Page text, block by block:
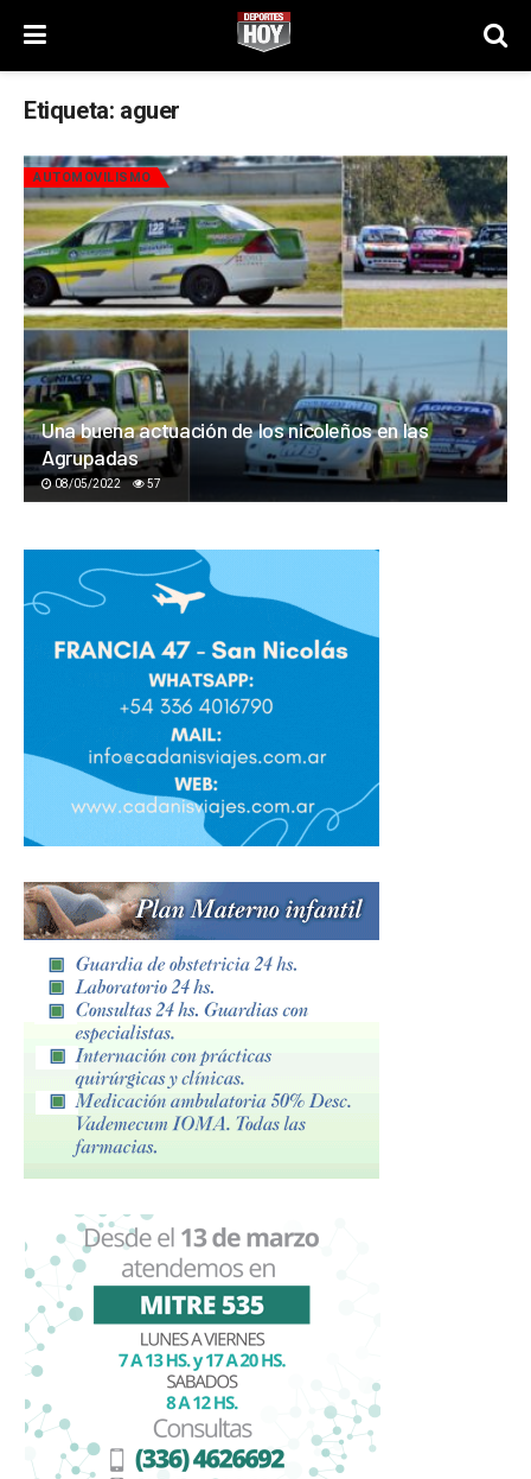
Etiqueta: aguer
AUTOMOVILISMO
Una buena actuación de los nicoleños en las
Agrupadas
08/05/2022 57